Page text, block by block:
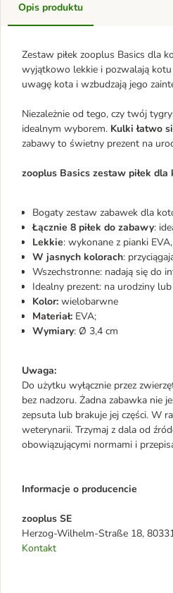
Opis produktu
Zestaw piłek zooplus Basics dla
wyjątkowo lekkie i pozwalają
uwagę kota i wzbudzają jego
Niezależnie od tego, czy twój
idealnym wyborem. Kulki łatwo
zabawy to świetny prezent na
zooplus Basics zestaw piłek
Bogaty zestaw zabawek dla
Łącznie 8 piłek do zabawy:
Lekkie: wykonane z pianki
W jasnych kolorach:
Wszechstronne: nadają się do
Idealny prezent: na urodziny
Kolor: wielobarwne
Materiał: EVA;
Wymiary: Ø 3,4 cm
Uwaga:
Do użytku wyłącznie przez
bez nadzoru. Żadna zabawka nie
zepsuta lub brakuje jej części. W
weterynarii. Trzymaj z dala od
obowiązującymi normami i
Informacje o producencie
zooplus SE
Herzog-Wilhelm-Straße 18,
Kontakt